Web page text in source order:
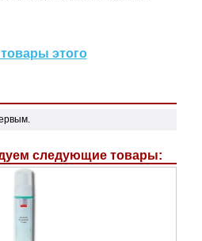
этого
следующие товары: